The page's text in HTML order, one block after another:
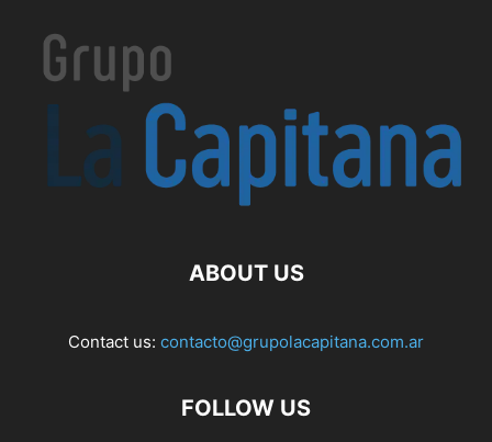
ABOUT US
Contact us: contacto@grupolacapitana.com.ar
FOLLOW US